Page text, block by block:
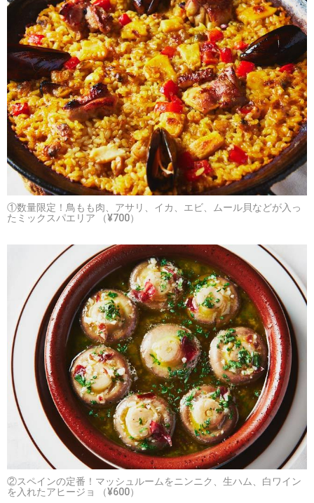
①数量限定！鳥もも肉、アサリ、イカ、エビ、ムール貝などが入っ
たミックスパエリア （¥700）
②スペインの定番！マッシュルームをニンニク、生ハム、白ワイン
を入れたアヒージョ （¥600）